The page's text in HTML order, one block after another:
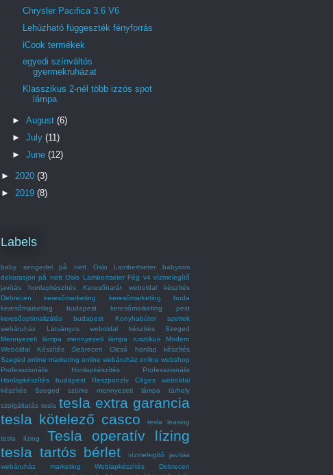
Chrysler Pacifica 3.6 V6
Lehúzható függeszték fényforrás
iCook termékek
egyedi színváltós
gyermekruházat
Klasszikus 2-nél több izzós spot
lámpa
► August (6)
► July (11)
► June (12)
► 2020 (3)
► 2019 (8)
Labels
baby sengedel på nett Oslo Lambertseter
babyrom
dekorasjon på nett Oslo Lambertseter Fég v4 vízmelegítő
javítás
honlapkészítés
Keresőbarát weboldal készítés
Debrecen
keresőmarketing
keresőmarketing buda
keresőmarketing budapest
keresőmarketing pest
keresőoptimalizálás budapest
Konyhabútor szettek
webáruház
Látványos weboldal készítés Szeged
Mennyezeti lámpa
mennyezeti lámpa rusztikus
Modern
Weboldal Készítés Debrecen
Olcsó honlap készítés
Szeged online marketing online webáruház online webshop
Professzionális Honlapkészítés
Professzionális
Honlapkészítés budapest
Reszponzív Céges weboldal
készítés Szeged
szürke mennyezeti lámpa
tárhely
szolgáltatás tesla tesla extra garancia
tesla kötelező casco
tesla leasing
tesla lízing
Tesla operatív lízing
tesla tartós bérlet
vízmelegítő javítás
webáruház marketing
Weblapkészítés Debrecen